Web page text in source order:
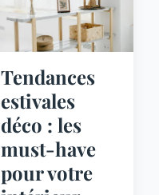
Tendances
estivales
déco : les
must-have
pour votre